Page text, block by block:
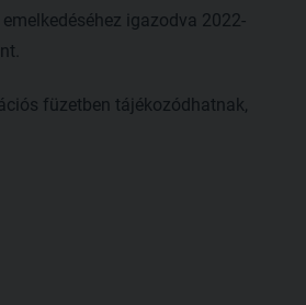
igazodva 2022-
füzetben tájékozódhatnak,